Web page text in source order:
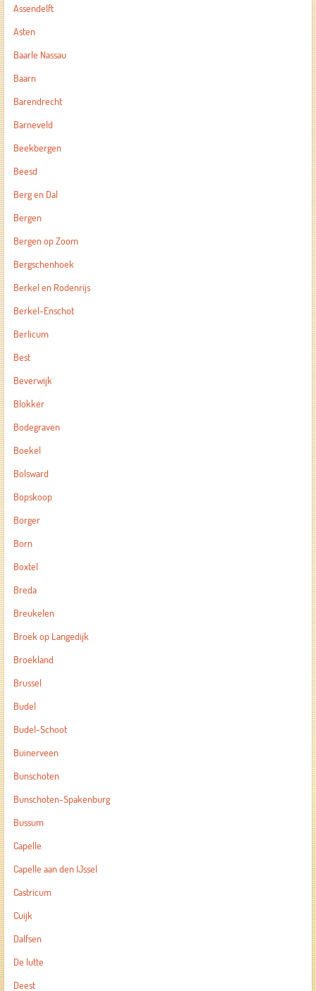
Assendelft
Asten
Baarle Nassau
Baarn
Barendrecht
Barneveld
Beekbergen
Beesd
Berg en Dal
Bergen
Bergen op Zoom
Bergschenhoek
Berkel en Rodenrijs
Berkel-Enschot
Berlicum
Best
Beverwijk
Blokker
Bodegraven
Boekel
Bolsward
Bopskoop
Borger
Born
Boxtel
Breda
Breukelen
Broek op Langedijk
Broekland
Brussel
Budel
Budel-Schoot
Buinerveen
Bunschoten
Bunschoten-Spakenburg
Bussum
Capelle
Capelle aan den IJssel
Castricum
Cuijk
Dalfsen
De lutte
Deest